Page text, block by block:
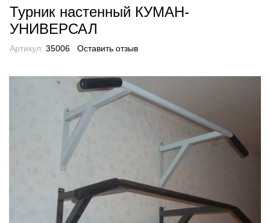
Турник настенный КУМАН-
УНИВЕРСАЛ
Артикул: 35006 Оставить отзыв